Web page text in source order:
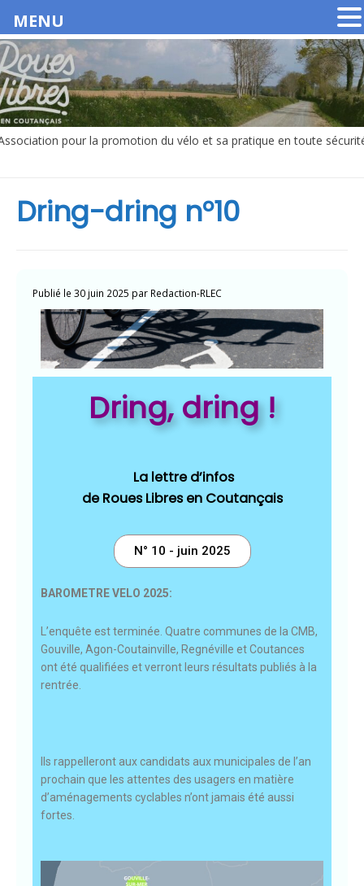
pour la promotion du vélo et sa pratique en toute
Dring-dring n°10
Publié le 30 juin 2025 par Redaction-RLEC
Dring, dring !
La lettre d’infos
de Roues Libres en Coutançais
N° 10 - juin 2025
BAROMETRE VELO 2025:
L’enquête est terminée. Quatre communes de la CMB,
Gouville, Agon-Coutainville, Regnéville et Coutances
ont été qualifiées et verront leurs résultats publiés à la
rentrée.
Ils rappelleront aux candidats aux municipales de l’an
prochain que les attentes des usagers en matière
d’aménagements cyclables n’ont jamais été aussi
fortes.
MENU